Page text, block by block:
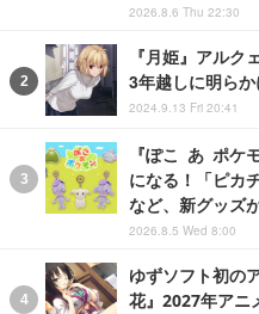
2026.8.6 Thu 22:30
『月姫』アルク
3年越しに明ら
2024.9.13 Fri 20:41
『ぽこ あ ポケ
になる！「ピカ
など、新グッズ
2026.8.5 Wed 8:00
ゆずソフト初の
花』2027年アニ